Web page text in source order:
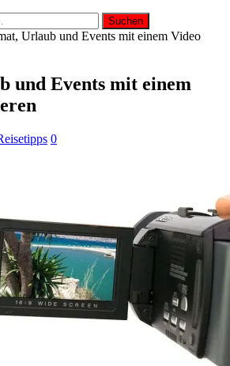
Urlaub und Events mit einem Video
und Events mit einem
0